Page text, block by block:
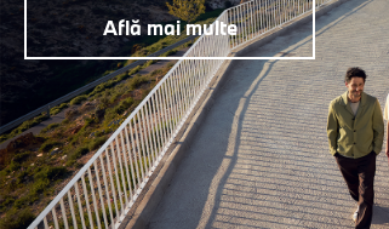
Află mai multe